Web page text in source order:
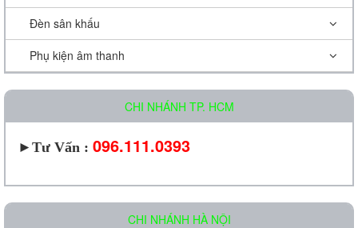
Đèn sân khấu
Phụ kiện âm thanh
CHI NHÁNH TP. HCM
► Tư Vấn : 096.111.0393
CHI NHÁNH HÀ NỘI